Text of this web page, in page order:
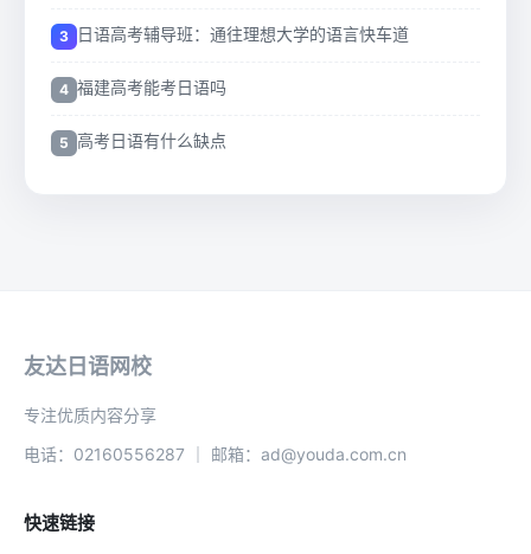
日语高考辅导班：通往理想大学的语言快车道
福建高考能考日语吗
高考日语有什么缺点
友达日语网校
专注优质内容分享
电话：02160556287 ｜ 邮箱：ad@youda.com.cn
快速链接